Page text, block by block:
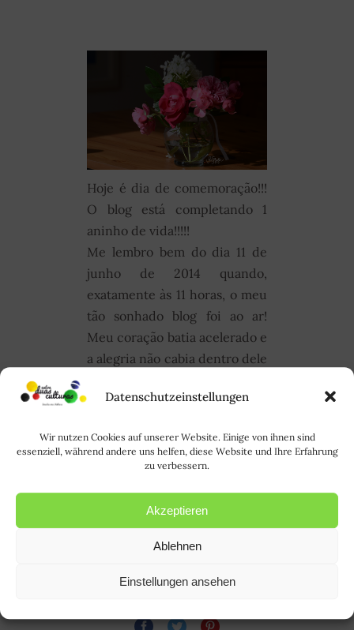
Datenschutzeinstellungen
Wir nutzen Cookies auf unserer Website. Einige von ihnen sind
essenziell, während andere uns helfen, diese Website und Ihre Erfahrung
zu verbessern.
Akzeptieren
Ablehnen
Einstellungen ansehen
Hoje é dia de comemoração!!!
O blog está completando 1
aninho de vida!!!!!
Me lembro bem do dia 11 de
junho de 2014 quando,
exatamente às 11 horas, o meu
tão sonhado blog foi ao ar!
Meu coração batia acelerado e
a alegria não cabia dentro dele
tempo que eu falava em fazer
tempo (e de coragem!), ia
sempre adiando o “projeto”...
LER MAIS |